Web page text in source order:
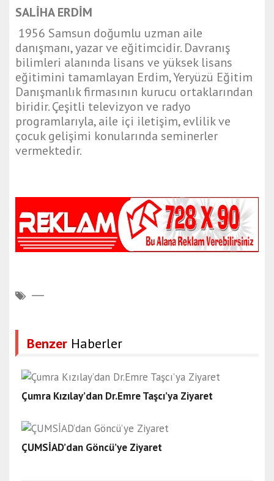
SALİHA ERDİM
1956 Samsun doğumlu uzman aile
danışmanı, yazar ve eğitimcidir. Davranış
bilimleri alanında lisans ve yüksek lisans
eğitimini tamamlayan Erdim, Yeryüzü Eğitim
Danışmanlık firmasının kurucu ortaklarından
biridir. Çeşitli televizyon ve radyo
programlarıyla, aile içi iletişim, evlilik ve
çocuk gelişimi konularında seminerler
vermektedir.
Benzer Haberler
Çumra Kızılay’dan Dr.Emre Taşcı’ya Ziyaret
ÇUMSİAD’dan Göncü’ye Ziyaret